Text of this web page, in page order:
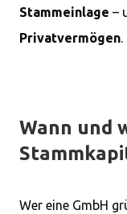
Stammeinlage –
Privatvermögen.
Wann und
Wer eine GmbH